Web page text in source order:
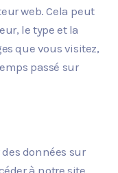
web. Cela peut
le type et la
que vous visitez,
passé sur
données sur
à notre site.